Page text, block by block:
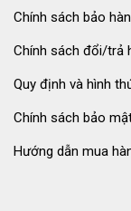
Chính sách bảo
Chính sách đổi/trả
Quy định và hình
Chính sách bảo
Hướng dẫn mua